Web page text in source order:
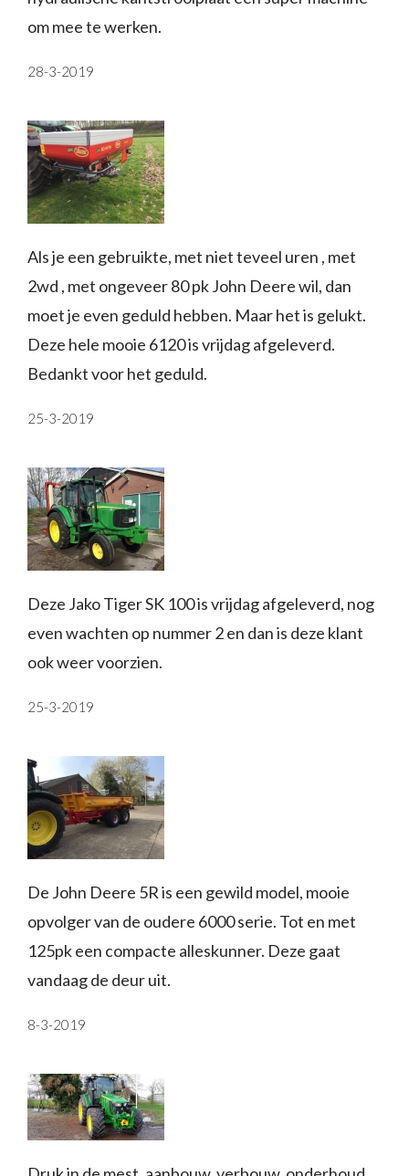
om mee te werken.
28-3-2019
Als je een gebruikte, met niet teveel uren , met
2wd , met ongeveer 80 pk John Deere wil, dan
moet je even geduld hebben. Maar het is gelukt.
Deze hele mooie 6120 is vrijdag afgeleverd.
Bedankt voor het geduld.
25-3-2019
Deze Jako Tiger SK 100 is vrijdag afgeleverd, nog
even wachten op nummer 2 en dan is deze klant
ook weer voorzien.
25-3-2019
De John Deere 5R is een gewild model, mooie
opvolger van de oudere 6000 serie. Tot en met
125pk een compacte alleskunner. Deze gaat
vandaag de deur uit.
8-3-2019